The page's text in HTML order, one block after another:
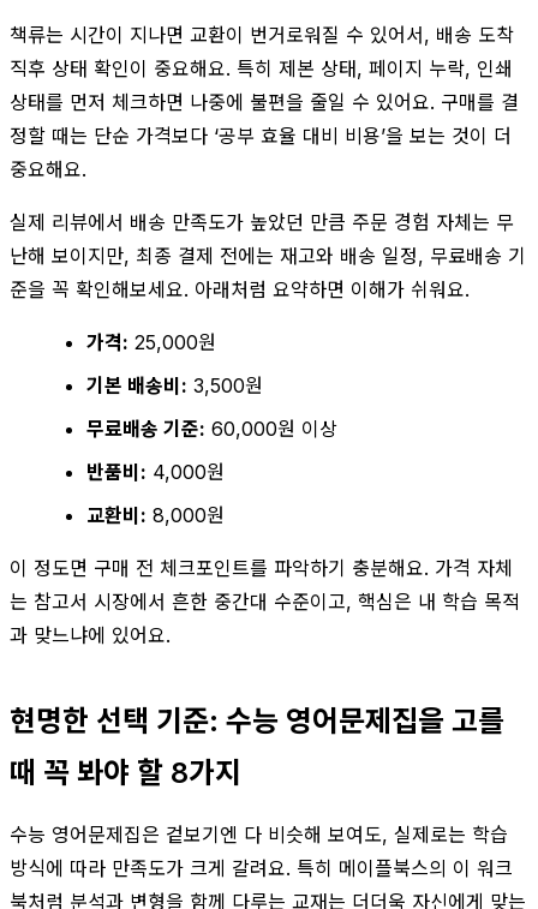
책류는 시간이 지나면 교환이 번거로워질 수 있어서, 배송 도착
직후 상태 확인이 중요해요. 특히 제본 상태, 페이지 누락, 인쇄
상태를 먼저 체크하면 나중에 불편을 줄일 수 있어요. 구매를 결
정할 때는 단순 가격보다 ‘공부 효율 대비 비용’을 보는 것이 더
중요해요.
실제 리뷰에서 배송 만족도가 높았던 만큼 주문 경험 자체는 무
난해 보이지만, 최종 결제 전에는 재고와 배송 일정, 무료배송 기
준을 꼭 확인해보세요. 아래처럼 요약하면 이해가 쉬워요.
가격: 25,000원
기본 배송비: 3,500원
무료배송 기준: 60,000원 이상
반품비: 4,000원
교환비: 8,000원
이 정도면 구매 전 체크포인트를 파악하기 충분해요. 가격 자체
는 참고서 시장에서 흔한 중간대 수준이고, 핵심은 내 학습 목적
과 맞느냐에 있어요.
현명한 선택 기준: 수능 영어문제집을 고를
때 꼭 봐야 할 8가지
수능 영어문제집은 겉보기엔 다 비슷해 보여도, 실제로는 학습
방식에 따라 만족도가 크게 갈려요. 특히 메이플북스의 이 워크
북처럼 분석과 변형을 함께 다루는 교재는 더더욱 자신에게 맞는